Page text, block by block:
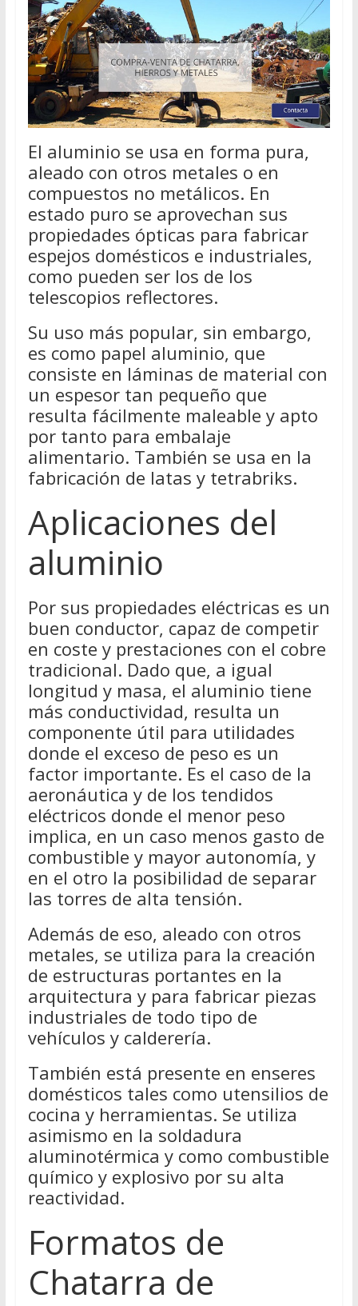
El aluminio se usa en forma pura,
aleado con otros metales o en
compuestos no metálicos. En
estado puro se aprovechan sus
propiedades ópticas para fabricar
espejos domésticos e industriales,
como pueden ser los de los
telescopios reflectores.
Su uso más popular, sin embargo,
es como papel aluminio, que
consiste en láminas de material con
un espesor tan pequeño que
resulta fácilmente maleable y apto
por tanto para embalaje
alimentario. También se usa en la
fabricación de latas y tetrabriks.
Aplicaciones del
aluminio
Por sus propiedades eléctricas es un
buen conductor, capaz de competir
en coste y prestaciones con el cobre
tradicional. Dado que, a igual
longitud y masa, el aluminio tiene
más conductividad, resulta un
componente útil para utilidades
donde el exceso de peso es un
factor importante. Es el caso de la
aeronáutica y de los tendidos
eléctricos donde el menor peso
implica, en un caso menos gasto de
combustible y mayor autonomía, y
en el otro la posibilidad de separar
las torres de alta tensión.
Además de eso, aleado con otros
metales, se utiliza para la creación
de estructuras portantes en la
arquitectura y para fabricar piezas
industriales de todo tipo de
vehículos y calderería.
También está presente en enseres
domésticos tales como utensilios de
cocina y herramientas. Se utiliza
asimismo en la soldadura
aluminotérmica y como combustible
químico y explosivo por su alta
reactividad.
Formatos de
Chatarra de